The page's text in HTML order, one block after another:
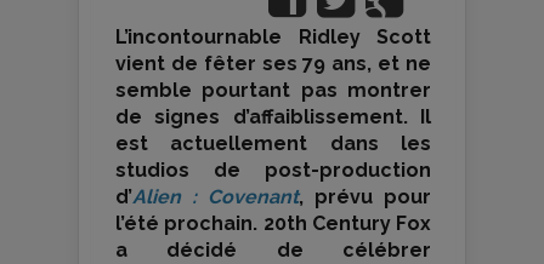
L’incontournable Ridley Scott
vient de fêter ses 79 ans, et ne
semble pourtant pas montrer
de signes d’affaiblissement. Il
est actuellement dans les
studios de post-production
d’Alien : Covenant, prévu pour
l’été prochain. 20th Century Fox
a décidé de célébrer